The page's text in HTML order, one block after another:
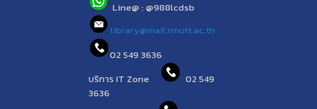
Line@ : @988lcdsb
library@mail.rmutt.ac.th
02 549 3636
บริการ IT Zone
02 549
3636